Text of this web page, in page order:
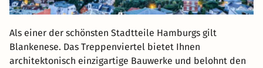
Als einer der schönsten Stadtteile Hamburgs gilt
Blankenese. Das Treppenviertel bietet Ihnen
architektonisch einzigartige Bauwerke und belohnt den